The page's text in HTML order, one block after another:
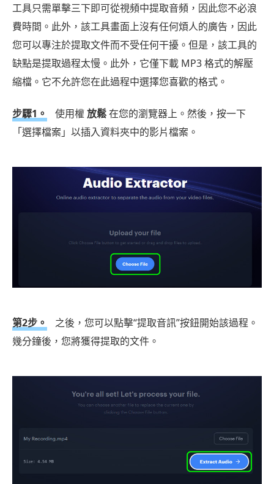
工具只需單擊三下即可從視頻中提取音頻，因此您不必浪
費時間。此外，該工具畫面上沒有任何煩人的廣告，因此
您可以專注於提取文件而不受任何干擾。但是，該工具的
缺點是提取過程太慢。此外，它僅下載 MP3 格式的解壓
縮檔。它不允許您在此過程中選擇您喜歡的格式。
步驟1。 使用權放鬆在您的瀏覽器上。然後，按一下
「選擇檔案」以插入資料夾中的影片檔案。
第2步。
之後，您可以點擊“提取音訊”按鈕開始該過程。
幾分鐘後，您將獲得提取的文件。